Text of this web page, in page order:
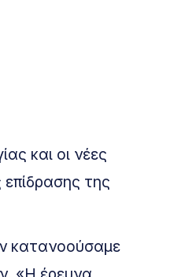
και οι νέες
της
κατανοούσαμε